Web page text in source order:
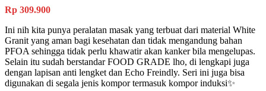
Rp 309.900
Ini nih kita punya peralatan masak yang terbuat dari material White
Granit yang aman bagi kesehatan dan tidak mengandung bahan
PFOA sehingga tidak perlu khawatir akan kanker bila mengelupas.
Selain itu sudah berstandar FOOD GRADE lho, di lengkapi juga
dengan lapisan anti lengket dan Echo Freindly. Seri ini juga bisa
digunakan di segala jenis kompor termasuk kompor induksi✨